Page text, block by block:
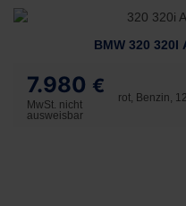
BMW 320 320I
7.980 €
MwSt. nicht
ausweisbar
rot, Benzin,